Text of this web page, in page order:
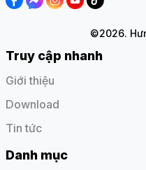
- Điện áp đầu vào 110 -
5. Pin sạc LiFePo4:
6. Kích thước(DxRxC):
565 x 355 x 390 mm.
7. Khối lượng tịnh/ có bao
- Adaptor: INPUT 110V -
DC, 4A
- 02 Micro không dây, túi
©2026.
Truy cập nhanh
Giới thiệu
Download
Tin tức
Danh mục